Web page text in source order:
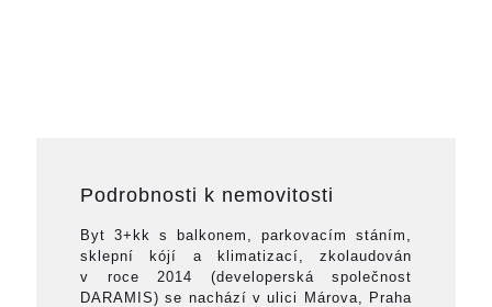
Podrobnosti k nemovitosti
Byt 3+kk s balkonem, parkovacím stáním,
sklepní kójí a klimatizací, zkolaudován
v roce 2014 (developerská společnost
DARAMIS) se nachází v ulici Márova, Praha